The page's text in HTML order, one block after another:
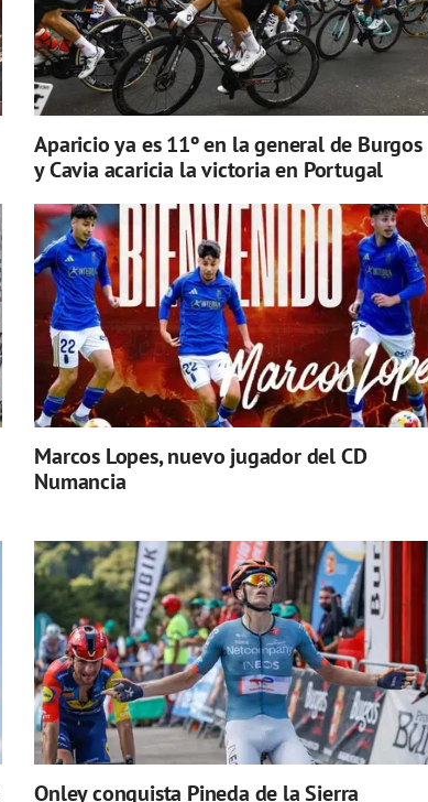
Aparicio ya es 11º en la general de Burgos
y Cavia acaricia la victoria en Portugal
Marcos Lopes, nuevo jugador del CD
Numancia
Onley conquista Pineda de la Sierra